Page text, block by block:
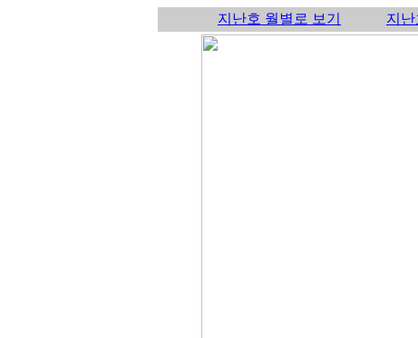
지난호 월별로 보기 지난